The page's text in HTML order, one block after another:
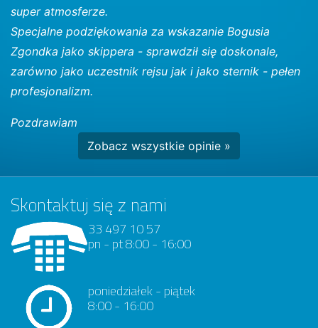
super atmosferze.
Specjalne podziękowania za wskazanie Bogusia
Zgondka jako skippera - sprawdził się doskonale,
zarówno jako uczestnik rejsu jak i jako sternik - pełen
profesjonalizm.
Pozdrawiam
Zobacz wszystkie opinie »
Skontaktuj się z nami
33 497 10 57
pn - pt 8:00 - 16:00
poniedziałek - piątek
8:00 - 16:00